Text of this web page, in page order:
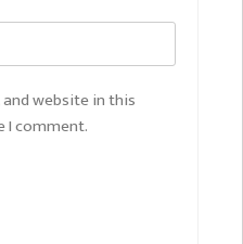
website in this
I comment.